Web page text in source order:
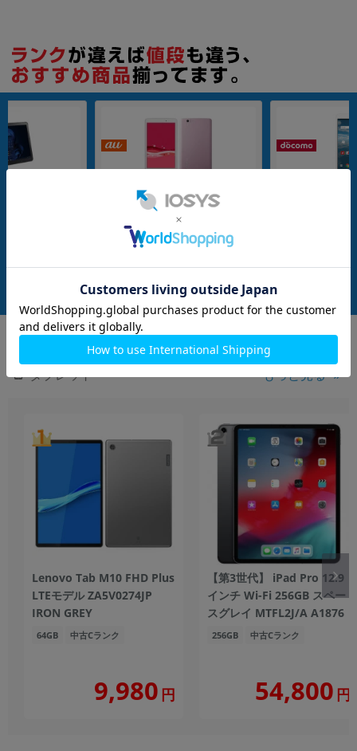
(税込)
【SIMロック解除済】au Qua tab PX
LGT31 Pink
メーカー：LG電子
発売日：2016/07
付属品: 本体のみ
中古Cランク 2,980 円 (税込) 中古Cランク
タブレット もっと見る
Lenovo Tab M10 FHD Plus
LTEモデル ZA5V0274JP
IRON GREY
64GB 中古Cランク
9,980 円
【第3世代】 iPad Pro 12.9
インチ Wi-Fi 256GB スペー
スグレイ MTFL2J/A A1876
256GB 中古Cランク
54,800 円